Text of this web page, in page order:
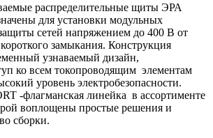
распределительные щиты ЭРА
для установки модульных
сетей напряжением до 400 В от
замыкания. Конструкция
узнаваемый дизайн,
ко всем токопроводящим элементам
уровень электробезопасности.
-флагманская линейка в ассортименте
воплощены простые решения и
сборки.